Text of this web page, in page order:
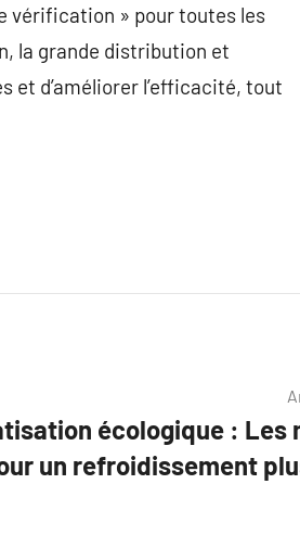
vérification » pour toutes les
la grande distribution et
et d’améliorer l’efficacité, tout
écologique : Les
un refroidissement